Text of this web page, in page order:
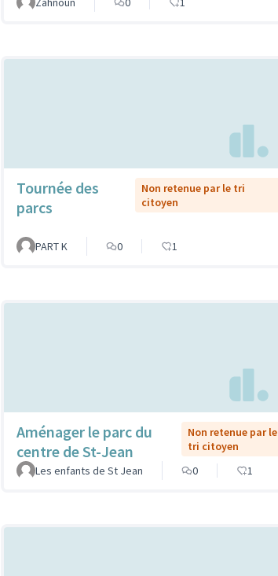
Tournée des
parcs
Non retenue par le tri
citoyen
PART K 0 1
Aménager le parc du
centre de St-Jean
Non retenue par le
tri citoyen
Les enfants de St Jean
0 1